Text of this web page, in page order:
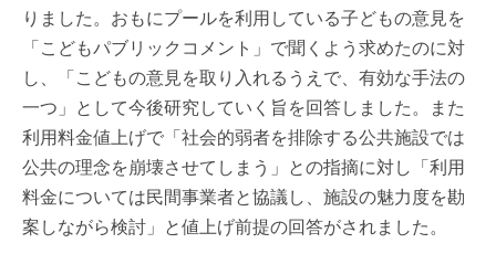
りました。おもにプールを利用している子どもの意見を
「こどもパブリックコメント」で聞くよう求めたのに対
し、「こどもの意見を取り入れるうえで、有効な手法の
一つ」として今後研究していく旨を回答しました。また
利用料金値上げで「社会的弱者を排除する公共施設では
公共の理念を崩壊させてしまう」との指摘に対し「利用
料金については民間事業者と協議し、施設の魅力度を勘
案しながら検討」と値上げ前提の回答がされました。